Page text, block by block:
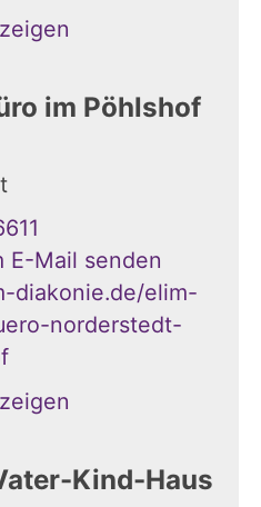
im Pöhlshof
E-Mail senden
diakonie.de/elim-
norderstedt-
Kind-Haus